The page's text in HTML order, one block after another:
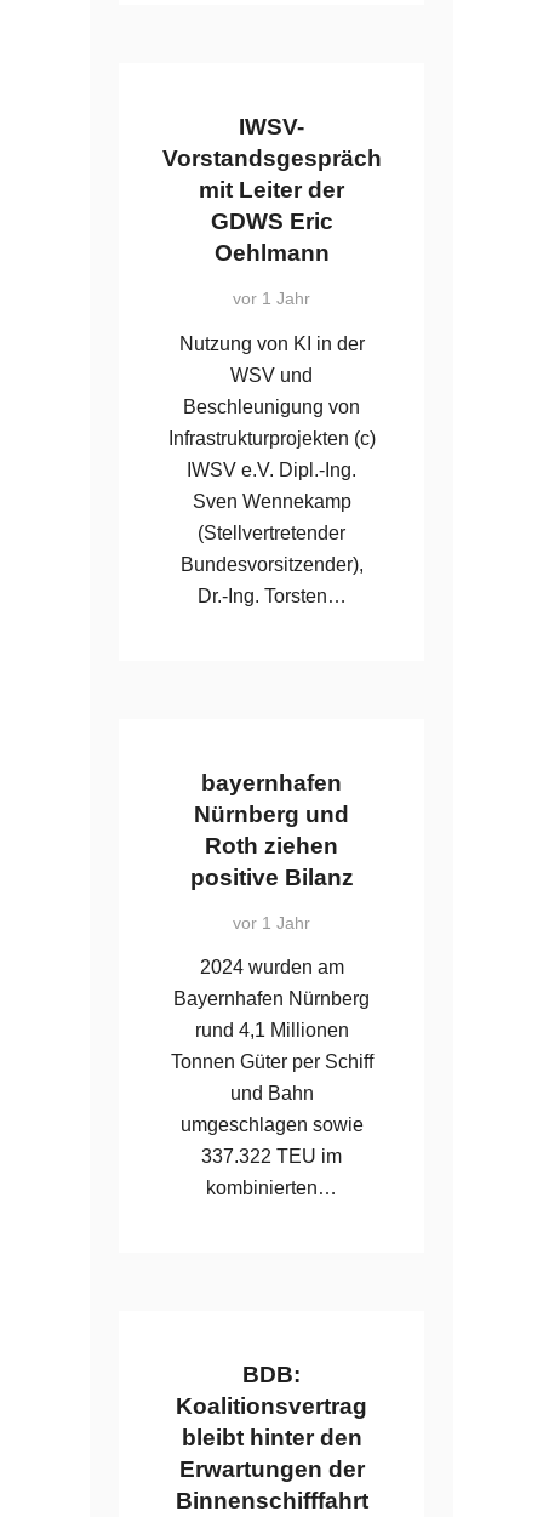
IWSV-
Vorstandsgespräch
mit Leiter der
GDWS Eric
Oehlmann
vor 1 Jahr
Nutzung von KI in der
WSV und
Beschleunigung von
Infrastrukturprojekten (c)
IWSV e.V. Dipl.-Ing.
Sven Wennekamp
(Stellvertretender
Bundesvorsitzender),
Dr.-Ing. Torsten…
bayernhafen
Nürnberg und
Roth ziehen
positive Bilanz
vor 1 Jahr
2024 wurden am
Bayernhafen Nürnberg
rund 4,1 Millionen
Tonnen Güter per Schiff
und Bahn
umgeschlagen sowie
337.322 TEU im
kombinierten…
BDB:
Koalitionsvertrag
bleibt hinter den
Erwartungen der
Binnenschifffahrt